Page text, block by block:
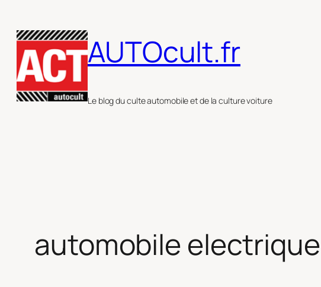
au
contenu
AUTOcult.fr
Le blog du culte automobile et de la culture voiture
automobile